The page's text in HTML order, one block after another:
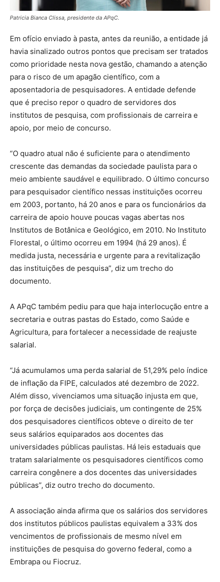
Patricia Bianca Clissa, presidente da APqC.
Em ofício enviado à pasta, antes da reunião, a entidade já
havia sinalizado outros pontos que precisam ser tratados
como prioridade nesta nova gestão, chamando a atenção
para o risco de um apagão científico, com a
aposentadoria de pesquisadores. A entidade defende
que é preciso repor o quadro de servidores dos
institutos de pesquisa, com profissionais de carreira e
apoio, por meio de concurso.
“O quadro atual não é suficiente para o atendimento
crescente das demandas da sociedade paulista para o
meio ambiente saudável e equilibrado. O último concurso
para pesquisador científico nessas instituições ocorreu
em 2003, portanto, há 20 anos e para os funcionários da
carreira de apoio houve poucas vagas abertas nos
Institutos de Botânica e Geológico, em 2010. No Instituto
Florestal, o último ocorreu em 1994 (há 29 anos). É
medida justa, necessária e urgente para a revitalização
das instituições de pesquisa”, diz um trecho do
documento.
A APqC também pediu para que haja interlocução entre a
secretaria e outras pastas do Estado, como Saúde e
Agricultura, para fortalecer a necessidade de reajuste
salarial.
“Já acumulamos uma perda salarial de 51,29% pelo índice
de inflação da FIPE, calculados até dezembro de 2022.
Além disso, vivenciamos uma situação injusta em que,
por força de decisões judiciais, um contingente de 25%
dos pesquisadores científicos obteve o direito de ter
seus salários equiparados aos docentes das
universidades públicas paulistas. Há leis estaduais que
tratam salarialmente os pesquisadores científicos como
carreira congênere a dos docentes das universidades
públicas”, diz outro trecho do documento.
A associação ainda afirma que os salários dos servidores
dos institutos públicos paulistas equivalem a 33% dos
vencimentos de profissionais de mesmo nível em
instituições de pesquisa do governo federal, como a
Embrapa ou Fiocruz.